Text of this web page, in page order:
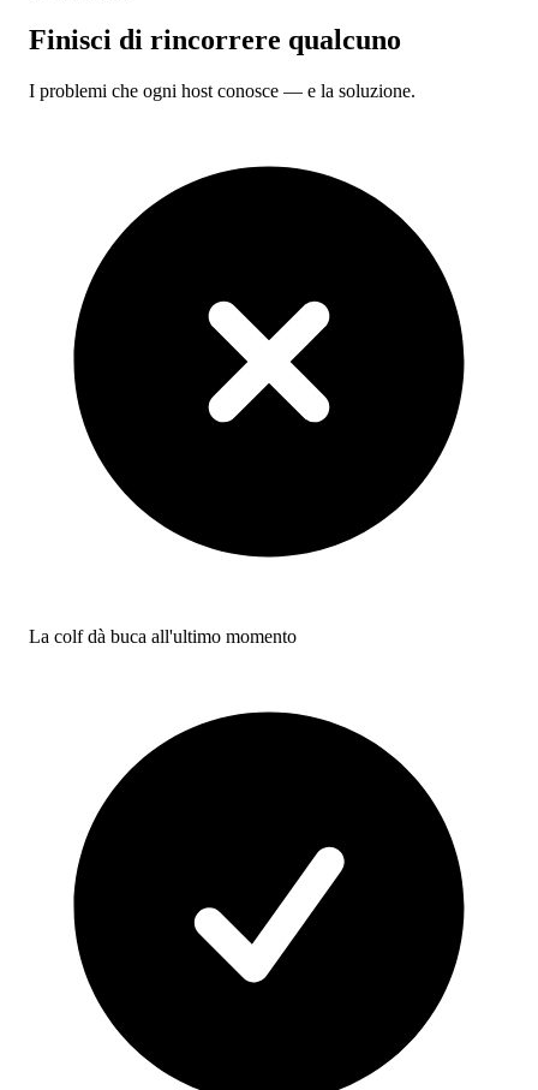
Finisci di rincorrere qualcuno
I problemi che ogni host conosce — e la soluzione.
La colf dà buca all'ultimo momento